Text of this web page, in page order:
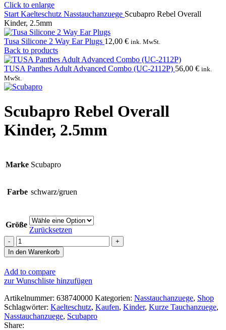
Click to enlarge
Start Kaelteschutz Nasstauchanzuege Scubapro Rebel Overall
Kinder, 2.5mm
Tusa Silicone 2 Way Ear Plugs 12,00 € ink. MwSt.
Back to products
TUSA Panthes Adult Advanced Combo (UC-2112P) 56,00 € ink.
MwSt.
Scubapro Rebel Overall
Kinder, 2.5mm
Marke Scubapro
Farbe schwarz/gruen
Größe
Zurücksetzen
Scubapro
Rebel
Overall
Kinder,
2.5mm
Menge
In den Warenkorb
Add to compare
zur Wunschliste hinzufügen
Artikelnummer: 638740000 Kategorien: Nasstauchanzuege, Shop
Schlagwörter: Kaelteschutz, Kaufen, Kinder, Kurze Tauchanzuege,
Nasstauchanzuege, Scubapro
Share: